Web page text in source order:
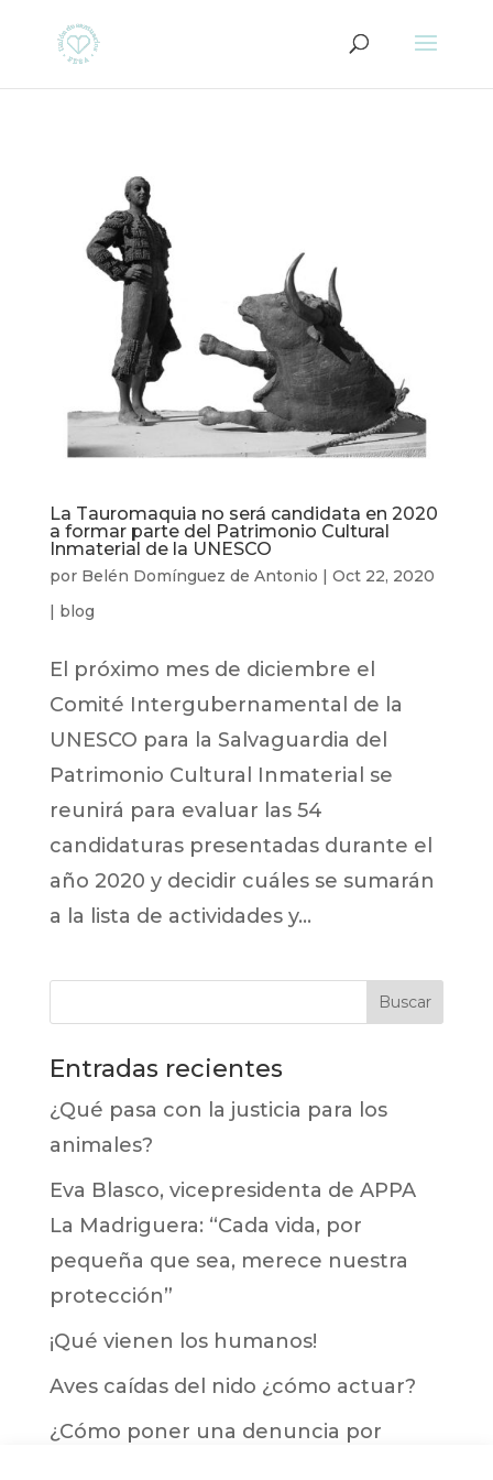
La Tauromaquia no será candidata en 2020
a formar parte del Patrimonio Cultural
Inmaterial de la UNESCO
por Belén Domínguez de Antonio | Oct 22, 2020
| blog
El próximo mes de diciembre el
Comité Intergubernamental de la
UNESCO para la Salvaguardia del
Patrimonio Cultural Inmaterial se
reunirá para evaluar las 54
candidaturas presentadas durante el
año 2020 y decidir cuáles se sumarán
a la lista de actividades y...
Entradas recientes
¿Qué pasa con la justicia para los
animales?
Eva Blasco, vicepresidenta de APPA
La Madriguera: “Cada vida, por
pequeña que sea, merece nuestra
protección”
¡Qué vienen los humanos!
Aves caídas del nido ¿cómo actuar?
¿Cómo poner una denuncia por